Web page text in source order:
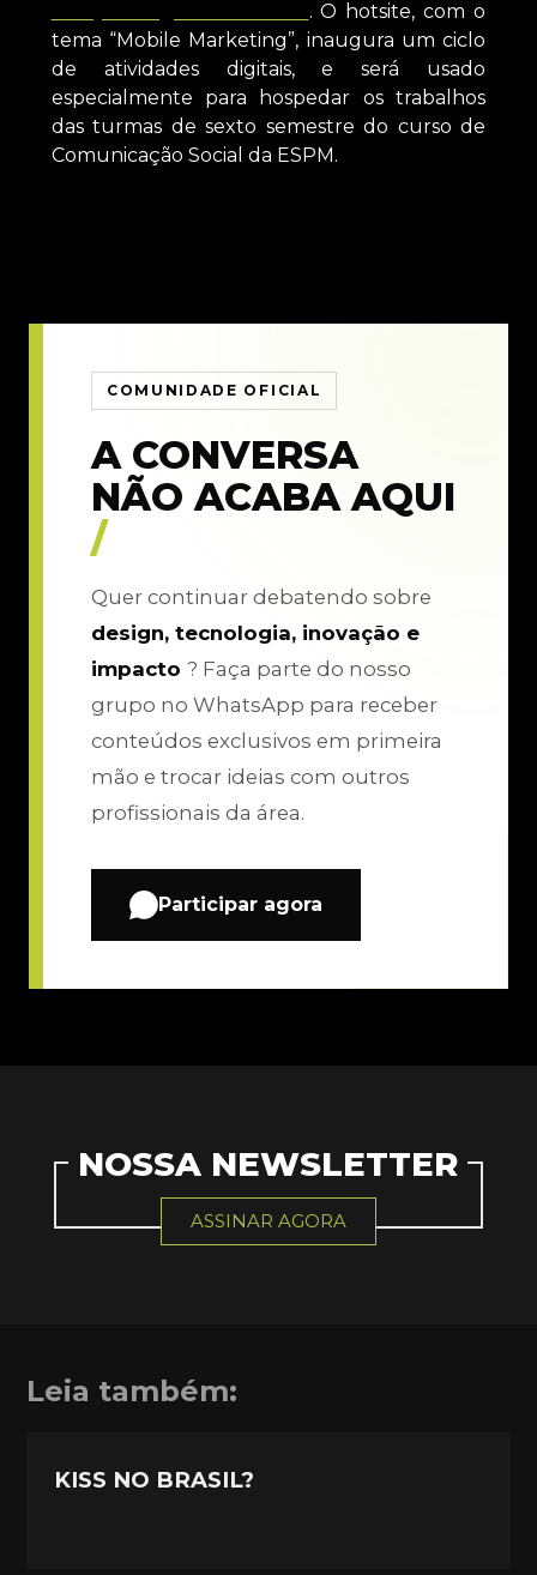
. O hotsite, com o
tema “Mobile Marketing”, inaugura um ciclo
de atividades digitais, e será usado
especialmente para hospedar os trabalhos
das turmas de sexto semestre do curso de
Comunicação Social da ESPM.
COMUNIDADE OFICIAL
A CONVERSA
NÃO ACABA AQUI
/
Quer continuar debatendo sobre
design, tecnologia, inovação e
impacto ? Faça parte do nosso
grupo no WhatsApp para receber
conteúdos exclusivos em primeira
mão e trocar ideias com outros
profissionais da área.
Participar agora
NOSSA NEWSLETTER
ASSINAR AGORA
Leia também:
KISS NO BRASIL?